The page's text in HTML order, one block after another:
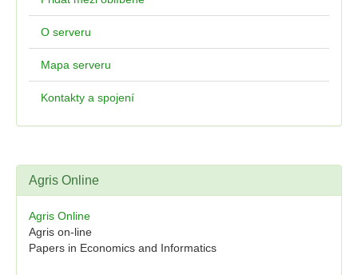
O serveru
Mapa serveru
Kontakty a spojení
Agris Online
Agris Online
Agris on-line
Papers in Economics and Informatics